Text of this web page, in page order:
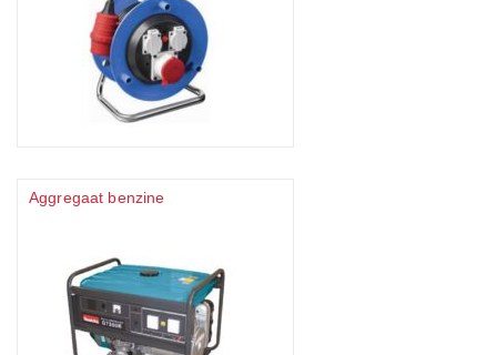
Aggregaat benzine